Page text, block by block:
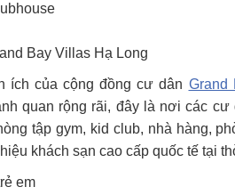
Bay Villas Hạ Long
ích của cộng đồng cư dân Grand
quan rộng rãi, đây là nơi các
tập gym, kid club, nhà hàng,
khách sạn cao cấp quốc tế tại
em